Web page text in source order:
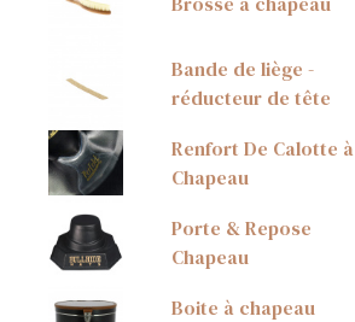
Bande de liège -
réducteur de tête
Renfort De Calotte à
Chapeau
Porte & Repose
Chapeau
Boite à chapeau